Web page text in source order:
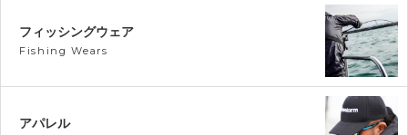
フィッシングウェア
Fishing Wears
アパレル